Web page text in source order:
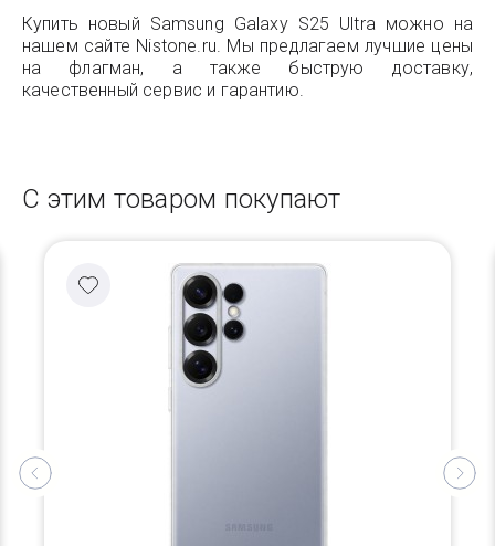
Купить новый Samsung Galaxy S25 Ultra можно на
нашем сайте Nistone.ru. Мы предлагаем лучшие цены
на флагман, а также быструю доставку,
качественный сервис и гарантию.
С этим товаром покупают